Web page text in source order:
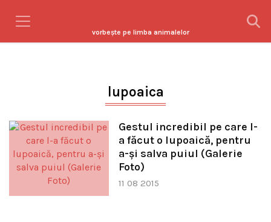
vorbeşte pe limba animalelor
lupoaica
Gestul incredibil pe care l-
a făcut o lupoaică, pentru
a-și salva puiul (Galerie
Foto)
11 08 2015